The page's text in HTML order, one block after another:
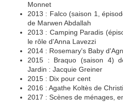
Monnet
2013 : Falco (saison 1,
de Marwen Abdallah
2013 : Camping Paradis
le rôle d'Anna Lavezzi
2014 : Rosemary's Baby
2015 : Braquo (saison 4)
Jardin : Jacquie Greiner
2015 : Dix pour cent
2016 : Agathe Koltès de
2017 : Scènes de ménages,